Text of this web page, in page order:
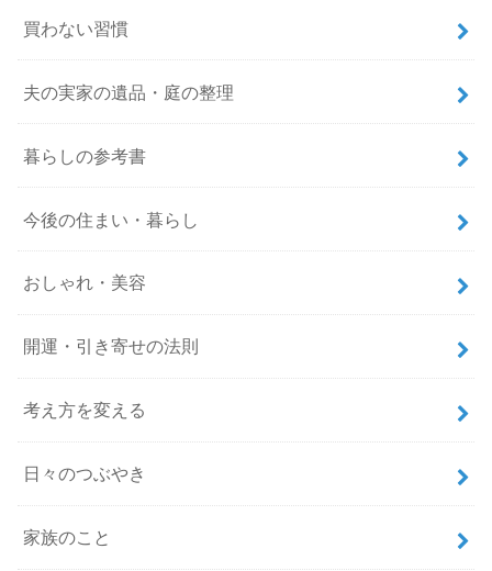
買わない習慣
夫の実家の遺品・庭の整理
暮らしの参考書
今後の住まい・暮らし
おしゃれ・美容
開運・引き寄せの法則
考え方を変える
日々のつぶやき
家族のこと